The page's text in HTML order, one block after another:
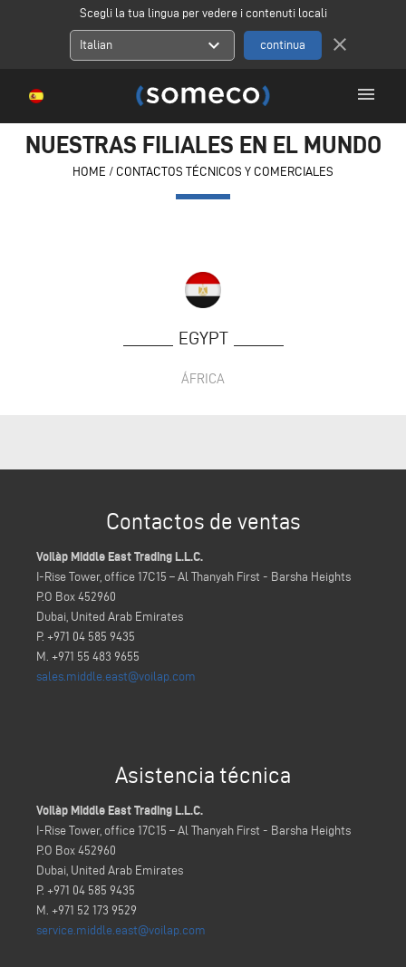
Scegli la tua lingua per vedere i contenuti locali
Italian expand_more close
menu
NUESTRAS FILIALES EN EL MUNDO
HOME / CONTACTOS TÉCNICOS Y COMERCIALES
EGYPT
ÁFRICA
Contactos de ventas
Voilàp Middle East Trading L.L.C.
I-Rise Tower, office 17C15 – Al Thanyah First - Barsha Heights
P.O Box 452960
Dubai, United Arab Emirates
P. +971 04 585 9435
M. +971 55 483 9655
sales.middle.east@voilap.com
Asistencia técnica
Voilàp Middle East Trading L.L.C.
I-Rise Tower, office 17C15 – Al Thanyah First - Barsha Heights
P.O Box 452960
Dubai, United Arab Emirates
P. +971 04 585 9435
M. +971 52 173 9529
service.middle.east@voilap.com